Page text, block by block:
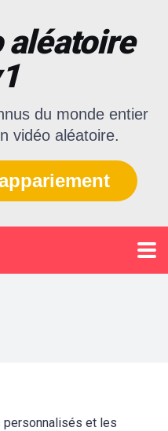
aléatoire
du monde entier
vidéo aléatoire.
personnalisés et les